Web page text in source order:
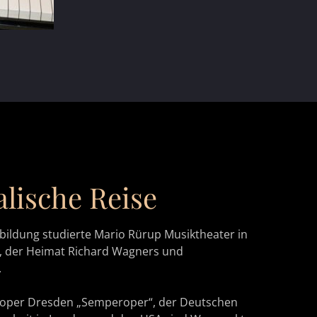
Reise
studierte Mario Rürup Musiktheater in
Heimat Richard Wagners und
Dresden „Semperoper“, der Deutschen